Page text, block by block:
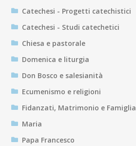
Catechesi - Progetti catechistici
Catechesi - Studi catechetici
Chiesa e pastorale
Domenica e liturgia
Don Bosco e salesianità
Ecumenismo e religioni
Fidanzati, Matrimonio e Famiglia
Maria
Papa Francesco